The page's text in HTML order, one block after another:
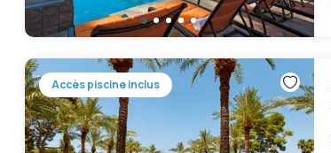
Accès piscine inclus